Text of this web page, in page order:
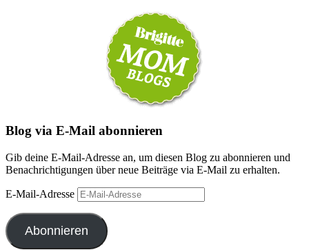
Blog via E-Mail abonnieren
Gib deine E-Mail-Adresse an, um diesen Blog zu abonnieren und
Benachrichtigungen über neue Beiträge via E-Mail zu erhalten.
E-Mail-Adresse
Abonnieren